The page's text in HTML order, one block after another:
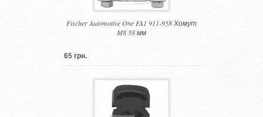
Fischer Automotive One FA1 911-958 Хомут
M8 58 мм
65 грн.